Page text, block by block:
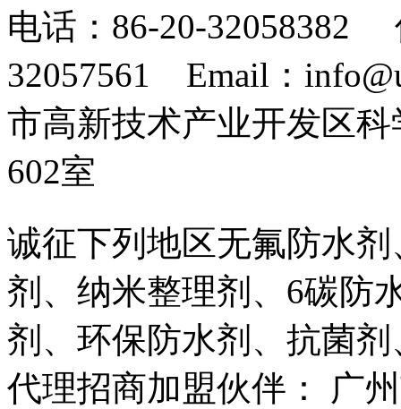
电话：86-20-32058382
32057561 Email：
市高新技术产业开发区
602室
诚征下列地区无氟防水
剂、纳米整理剂、6碳防
剂、环保防水剂、抗菌
代理招商加盟伙伴： 广